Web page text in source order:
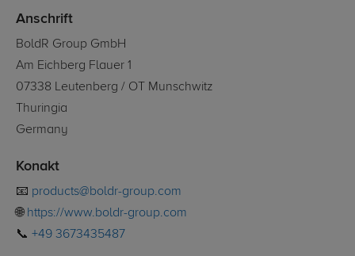
Anschrift
BoldR Group GmbH
Am Eichberg Flauer 1
07338 Leutenberg / OT Munschwitz
Thuringia
Germany
Konakt
📧 products@boldr-group.com
🌐 https://www.boldr-group.com
📞 +49 3673435487